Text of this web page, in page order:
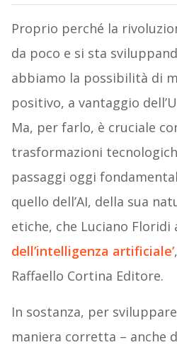
Proprio perché la
da poco e si sta
abbiamo la possibilità di
positivo, a vantaggio
Ma, per farlo, è cruciale
trasformazioni
passaggi oggi
quello dell’AI, della sua
etiche, che Luciano Floridi
dell’intelligenza artificiale’
Raffaello Cortina Editore.
In sostanza, per
maniera corretta – anche